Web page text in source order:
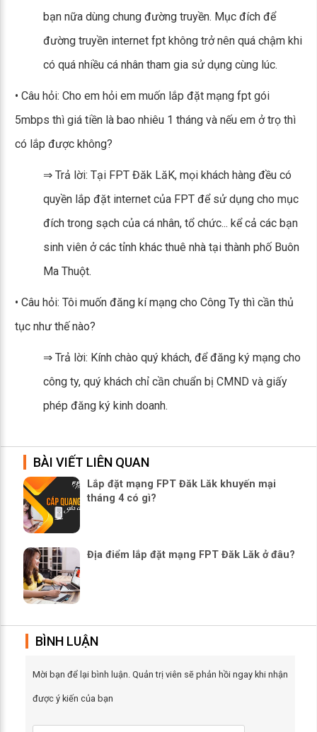
bạn nữa dùng chung đường truyền. Mục đích để
đường truyền internet fpt không trở nên quá chậm khi
có quá nhiều cá nhân tham gia sử dụng cùng lúc.
• Câu hỏi: Cho em hỏi em muốn lắp đặt mạng fpt gói
5mbps thì giá tiền là bao nhiêu 1 tháng và nếu em ở trọ thì
có lắp được không?
⇒ Trả lời: Tại FPT Đăk LăK, mọi khách hàng đều có
quyền lắp đặt internet của FPT để sử dụng cho mục
đích trong sạch của cá nhân, tổ chức... kể cả các bạn
sinh viên ở các tỉnh khác thuê nhà tại thành phố Buôn
Ma Thuột.
• Câu hỏi: Tôi muốn đăng kí mạng cho Công Ty thì cần thủ
tục như thế nào?
⇒ Trả lời: Kính chào quý khách, để đăng ký mạng cho
công ty, quý khách chỉ cần chuẩn bị CMND và giấy
phép đăng ký kinh doanh.
BÀI VIẾT LIÊN QUAN
Lắp đặt mạng FPT Đăk Lăk khuyến mại
tháng 4 có gì?
Địa điểm lắp đặt mạng FPT Đăk Lăk ở đâu?
BÌNH LUẬN
Mời bạn để lại bình luận. Quản trị viên sẽ phản hồi ngay khi nhận
được ý kiến của bạn